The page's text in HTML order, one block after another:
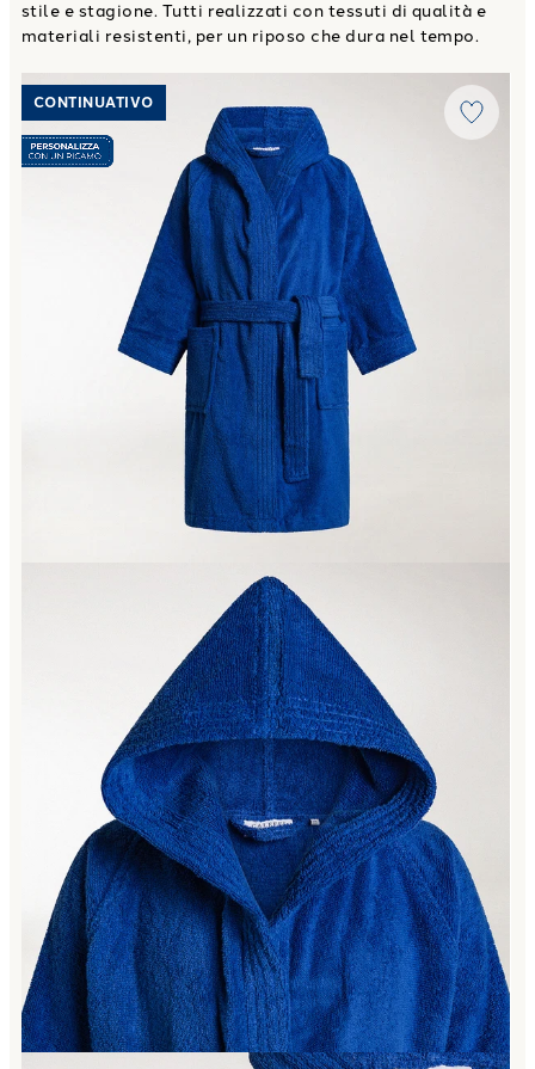
stile e stagione. Tutti realizzati con tessuti di qualità e
materiali resistenti, per un riposo che dura nel tempo.
Link to "Accappatoio con Cappuccio minorca junior in
CONTINUATIVO